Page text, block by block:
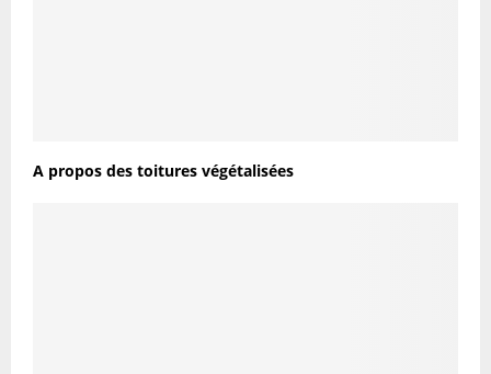
A propos des toitures végétalisées